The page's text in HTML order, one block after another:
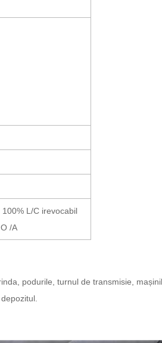
L/C irevocabil
/A
podurile, turnul de transmisie,